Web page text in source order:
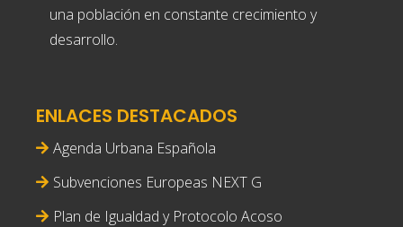
una población en constante crecimiento y
desarrollo.
ENLACES DESTACADOS
Agenda Urbana Española
Subvenciones Europeas NEXT G
Plan de Igualdad y Protocolo Acoso